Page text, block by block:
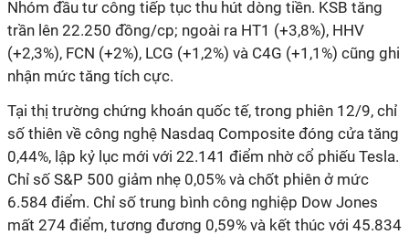
Nhóm đầu tư công tiếp tục thu hút dòng tiền. KSB tăng
trần lên 22.250 đồng/cp; ngoài ra HT1 (+3,8%), HHV
(+2,3%), FCN (+2%), LCG (+1,2%) và C4G (+1,1%) cũng ghi
nhận mức tăng tích cực.
Tại thị trường chứng khoán quốc tế, trong phiên 12/9, chỉ
số thiên về công nghệ Nasdaq Composite đóng cửa tăng
0,44%, lập kỷ lục mới với 22.141 điểm nhờ cổ phiếu Tesla.
Chỉ số S&P 500 giảm nhẹ 0,05% và chốt phiên ở mức
6.584 điểm. Chỉ số trung bình công nghiệp Dow Jones
mất 274 điểm, tương đương 0,59% và kết thúc với 45.834